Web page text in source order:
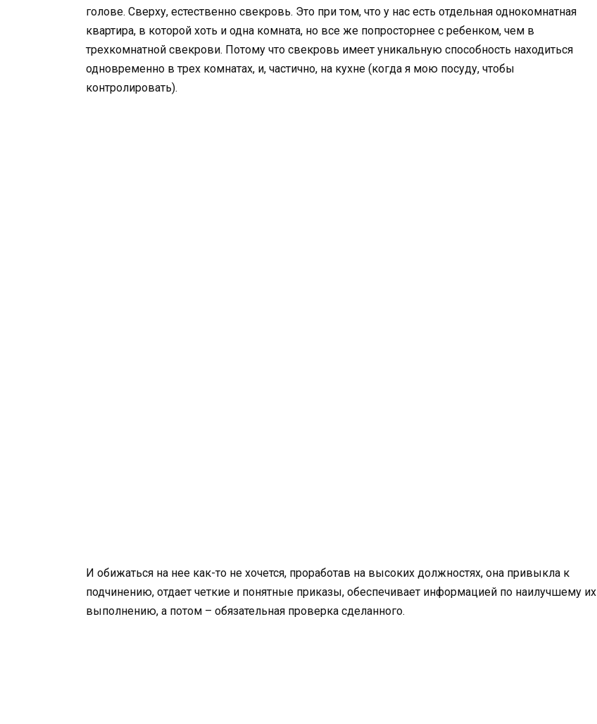
голове. Сверху, естественно свекровь. Это при том, что у нас есть отдельная однокомнатная
квартира, в которой хоть и одна комната, но все же попросторнее с ребенком, чем в
трехкомнатной свекрови. Потому что свекровь имеет уникальную способность находиться
одновременно в трех комнатах, и, частично, на кухне (когда я мою посуду, чтобы
контролировать).
И обижаться на нее как-то не хочется, проработав на высоких должностях, она привыкла к
подчинению, отдает четкие и понятные приказы, обеспечивает информацией по наилучшему их
выполнению, а потом – обязательная проверка сделанного.